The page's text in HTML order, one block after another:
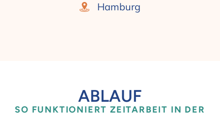
Hamburg
ABLAUF
SO FUNKTIONIERT ZEITARBEIT IN DER